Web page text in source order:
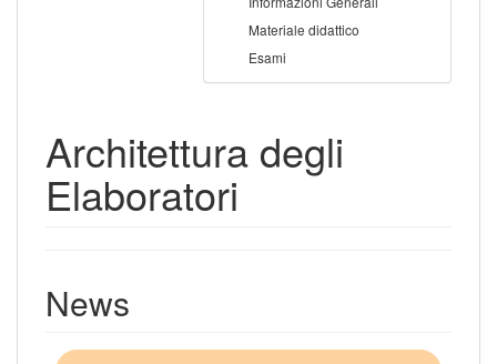
Materiale didattico
Esami
Architettura degli
Elaboratori
News